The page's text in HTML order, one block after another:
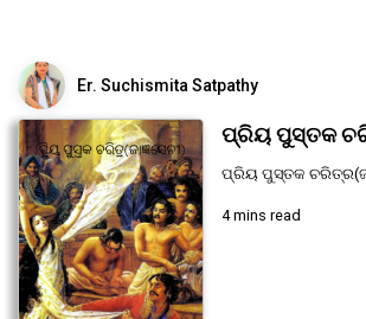
Er. Suchismita Satpathy
ପ୍ରିୟ ପୁସ୍ତକ
ପ୍ରିୟ ପୁସ୍ତକ
4 mins read